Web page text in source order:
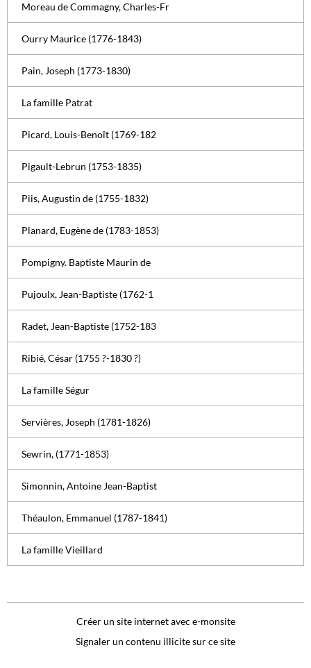
Moreau de Commagny, Charles-Fr
Ourry Maurice (1776-1843)
Pain, Joseph (1773-1830)
La famille Patrat
Picard, Louis-Benoît (1769-182
Pigault-Lebrun (1753-1835)
Piis, Augustin de (1755-1832)
Planard, Eugène de (1783-1853)
Pompigny. Baptiste Maurin de
Pujoulx, Jean-Baptiste (1762-1
Radet, Jean-Baptiste (1752-183
Ribié, César (1755 ?-1830 ?)
La famille Ségur
Servières, Joseph (1781-1826)
Sewrin, (1771-1853)
Simonnin, Antoine Jean-Baptist
Théaulon, Emmanuel (1787-1841)
La famille Vieillard
Créer un site internet avec e-monsite
Signaler un contenu illicite sur ce site